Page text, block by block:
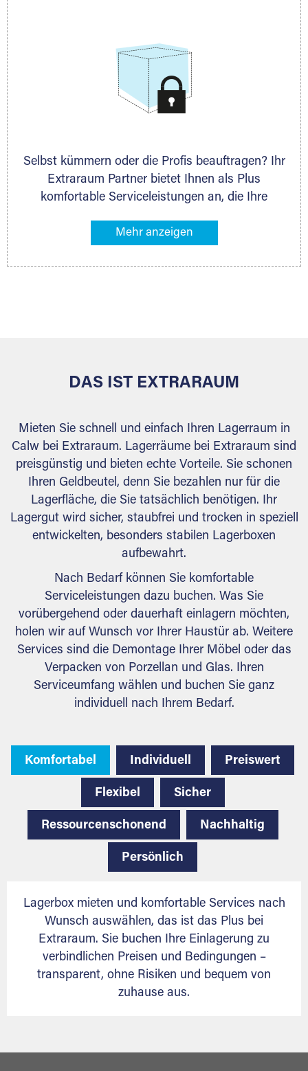
Selbst kümmern oder die Profis beauftragen? Ihr
Extraraum Partner bietet Ihnen als Plus
komfortable Serviceleistungen an, die Ihre
gehören z. B. Verpackungsservice, Lieferung von
Ihr Lagergut wird bei Ihrem Extraraum Partner
DAS IST EXTRARAUM
Mieten Sie schnell und einfach Ihren Lagerraum in
Calw bei Extraraum. Lagerräume bei Extraraum sind
preisgünstig und bieten echte Vorteile. Sie schonen
Ihren Geldbeutel, denn Sie bezahlen nur für die
Lagerfläche, die Sie tatsächlich benötigen. Ihr
Lagergut wird sicher, staubfrei und trocken in speziell
entwickelten, besonders stabilen Lagerboxen
aufbewahrt.
Nach Bedarf können Sie komfortable
Serviceleistungen dazu buchen. Was Sie
vorübergehend oder dauerhaft einlagern möchten,
holen wir auf Wunsch vor Ihrer Haustür ab. Weitere
Services sind die Demontage Ihrer Möbel oder das
Verpacken von Porzellan und Glas. Ihren
Serviceumfang wählen und buchen Sie ganz
individuell nach Ihrem Bedarf.
Komfortabel Individuell Preiswert
Flexibel Sicher
Ressourcenschonend Nachhaltig
Persönlich
Lagerbox mieten und komfortable Services nach
Wunsch auswählen, das ist das Plus bei
Extraraum. Sie buchen Ihre Einlagerung zu
verbindlichen Preisen und Bedingungen –
transparent, ohne Risiken und bequem von
zuhause aus.